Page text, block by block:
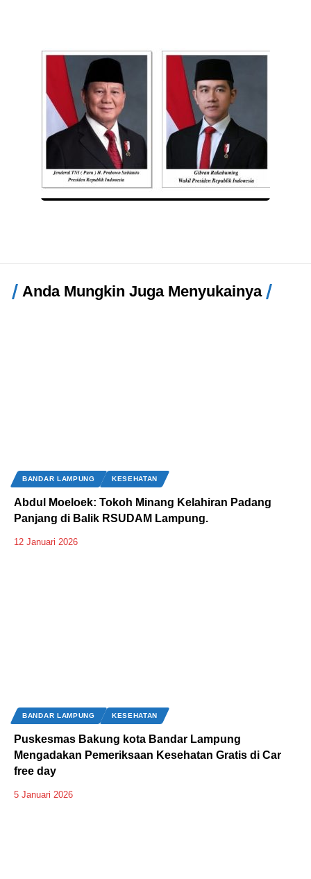
Anda Mungkin Juga Menyukainya
BANDAR LAMPUNG KESEHATAN
Abdul Moeloek: Tokoh Minang Kelahiran Padang
Panjang di Balik RSUDAM Lampung.
12 Januari 2026
BANDAR LAMPUNG KESEHATAN
Puskesmas Bakung kota Bandar Lampung
Mengadakan Pemeriksaan Kesehatan Gratis di Car
free day
5 Januari 2026